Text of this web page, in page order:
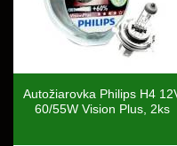
Autožiarovka Philips H4
60/55W Vision Plus, 2ks